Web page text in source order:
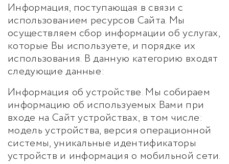
Информация, поступающая в связи с
использованием ресурсов Сайта. Мы
осуществляем сбор информации об услугах,
которые Вы используете, и порядке их
использования. В данную категорию входят
следующие данные:
Информация об устройстве. Мы собираем
информацию об используемых Вами при
входе на Сайт устройствах, в том числе:
модель устройства, версия операционной
системы, уникальные идентификаторы
устройств и информация о мобильной сети.